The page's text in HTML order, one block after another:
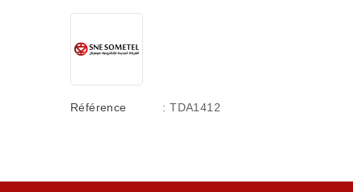
Référence : TDA1412